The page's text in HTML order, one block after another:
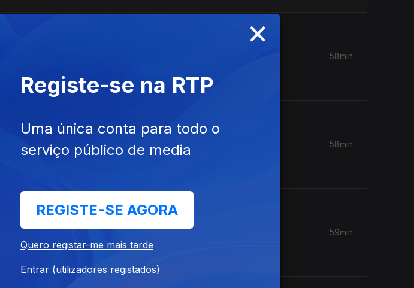
tem uma discografia que atravessa
Gentle Giant ou os Sparks.
58min
dedicados a músicos que nos
ou os Abba, entre outros.
58min
de uma banda que juntou o
os Pet Shop Boys.
59min
×
Registe-se na RTP
Uma única conta para todo o
serviço público de media
REGISTE-SE AGORA
Quero registar-me mais tarde
Entrar (utilizadores registados)